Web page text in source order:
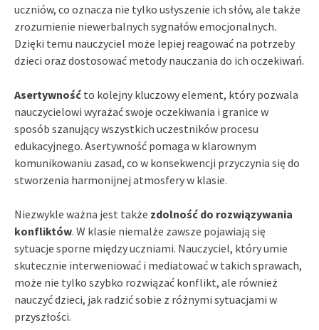
uczniów, co oznacza nie tylko usłyszenie ich słów, ale także
zrozumienie niewerbalnych sygnałów emocjonalnych.
Dzięki temu nauczyciel może lepiej reagować na potrzeby
dzieci oraz dostosować metody nauczania do ich oczekiwań.
Asertywność to kolejny kluczowy element, który pozwala
nauczycielowi wyrażać swoje oczekiwania i granice w
sposób szanujący wszystkich uczestników procesu
edukacyjnego. Asertywność pomaga w klarownym
komunikowaniu zasad, co w konsekwencji przyczynia się do
stworzenia harmonijnej atmosfery w klasie.
Niezwykle ważna jest także zdolność do rozwiązywania
konfliktów. W klasie niemalże zawsze pojawiają się
sytuacje sporne między uczniami. Nauczyciel, który umie
skutecznie interweniować i mediatować w takich sprawach,
może nie tylko szybko rozwiązać konflikt, ale również
nauczyć dzieci, jak radzić sobie z różnymi sytuacjami w
przyszłości.